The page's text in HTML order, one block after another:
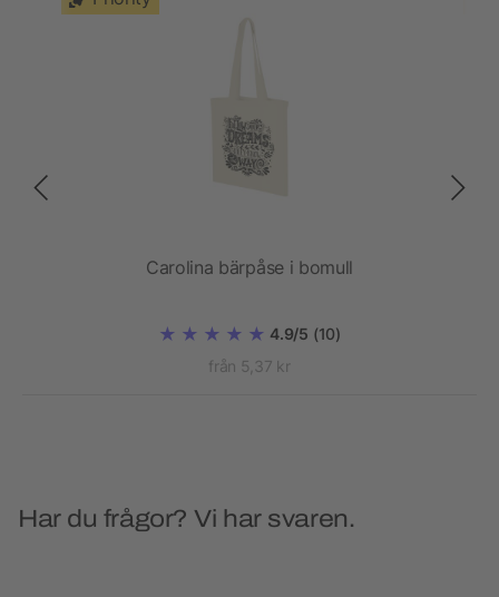
Carolina bärpåse i bomull
4.9/5 (10)
från 5,37 kr
Har du frågor? Vi har svaren.